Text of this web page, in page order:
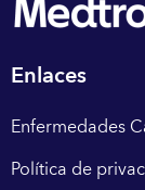
Enlaces
Enfermedades
Política de